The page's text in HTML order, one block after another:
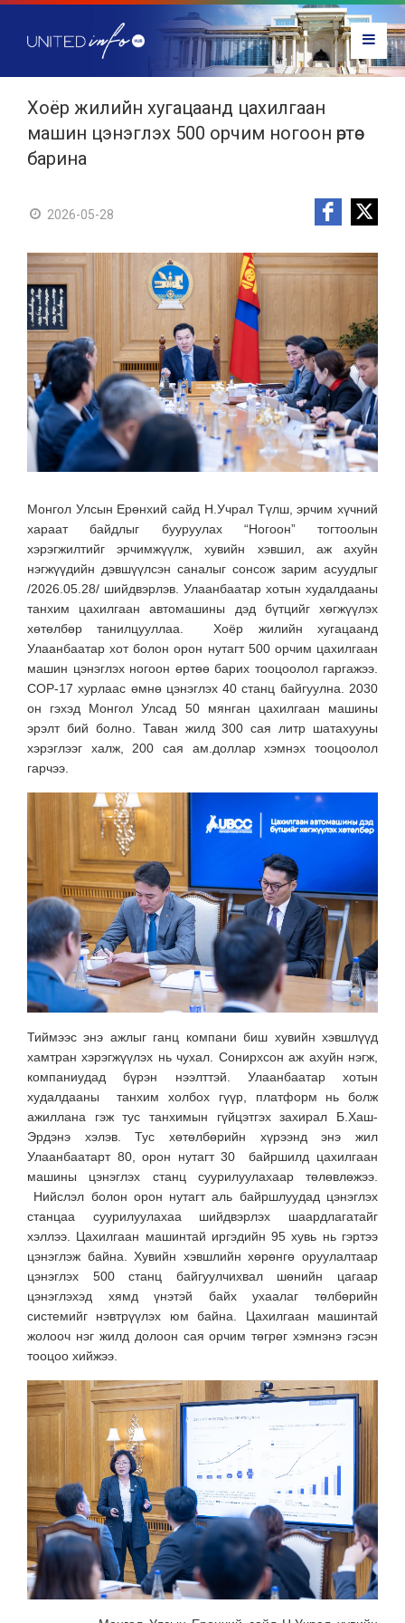
Хоёр жилийн хугацаанд цахилгаан
машин цэнэглэх 500 орчим ногоон өртөө
барина
2026-05-28
Монгол Улсын Ерөнхий сайд Н.Учрал Түлш, эрчим хүчний
хараат байдлыг бууруулах “Ногоон” тогтоолын
хэрэгжилтийг эрчимжүүлж, хувийн хэвшил, аж ахуйн
нэгжүүдийн дэвшүүлсэн саналыг сонсож зарим асуудлыг
/2026.05.28/ шийдвэрлэв. Улаанбаатар хотын худалдааны
танхим цахилгаан автомашины дэд бүтцийг хөгжүүлэх
хөтөлбөр танилцууллаа. Хоёр жилийн хугацаанд
Улаанбаатар хот болон орон нутагт 500 орчим цахилгаан
машин цэнэглэх ногоон өртөө барих тооцоолол гаргажээ.
COP-17 хурлаас өмнө цэнэглэх 40 станц байгуулна. 2030
он гэхэд Монгол Улсад 50 мянган цахилгаан машины
эрэлт бий болно. Таван жилд 300 сая литр шатахууны
хэрэглээг халж, 200 сая ам.доллар хэмнэх тооцоолол
гарчээ.
Тиймээс энэ ажлыг ганц компани биш хувийн хэвшлүүд
хамтран хэрэгжүүлэх нь чухал. Сонирхсон аж ахуйн нэгж,
компаниудад бүрэн нээлттэй. Улаанбаатар хотын
худалдааны танхим холбох гүүр, платформ нь болж
ажиллана гэж тус танхимын гүйцэтгэх захирал Б.Хаш-
Эрдэнэ хэлэв. Тус хөтөлбөрийн хүрээнд энэ жил
Улаанбаатарт 80, орон нутагт 30 байршилд цахилгаан
машины цэнэглэх станц суурилуулахаар төлөвлөжээ.
Нийслэл болон орон нутагт аль байршлуудад цэнэглэх
станцаа суурилуулахаа шийдвэрлэх шаардлагатайг
хэллээ. Цахилгаан машинтай иргэдийн 95 хувь нь гэртээ
цэнэглэж байна. Хувийн хэвшлийн хөрөнгө оруулалтаар
цэнэглэх 500 станц байгуулчихвал шөнийн цагаар
цэнэглэхэд хямд үнэтэй байх ухаалаг төлбөрийн
системийг нэвтрүүлэх юм байна. Цахилгаан машинтай
жолооч нэг жилд долоон сая орчим төгрөг хэмнэнэ гэсэн
тооцоо хийжээ.